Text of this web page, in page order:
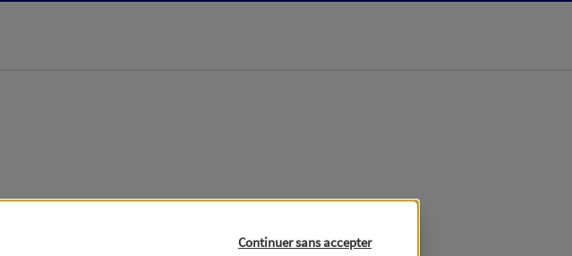
Continuer sans accepter